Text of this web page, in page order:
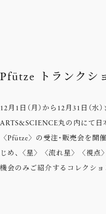
Pfütze トランクシ
12月1日（月）から12月31日（水
ARTS&SCIENCE丸の内にて日
〈Pfütze〉の受注・販売会を開
じめ、〈星〉〈流れ星〉〈視点
機会のみご紹介するコレクショ